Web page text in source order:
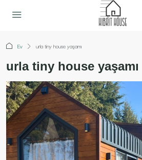
Ev urla tiny house yaşamı
urla tiny house yaşamı